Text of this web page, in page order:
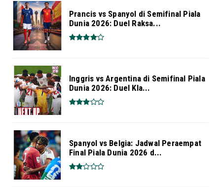
Prancis vs Spanyol di Semifinal Piala
Dunia 2026: Duel Raksa...
Inggris vs Argentina di Semifinal Piala
Dunia 2026: Duel Kla...
Spanyol vs Belgia: Jadwal Peraempat
Final Piala Dunia 2026 d...